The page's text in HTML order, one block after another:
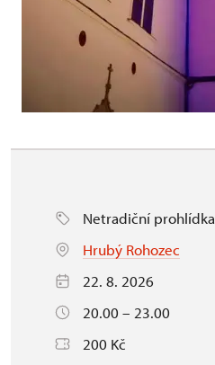
Netradiční prohlídka
Hrubý Rohozec
22. 8. 2026
20.00 – 23.00
200 Kč